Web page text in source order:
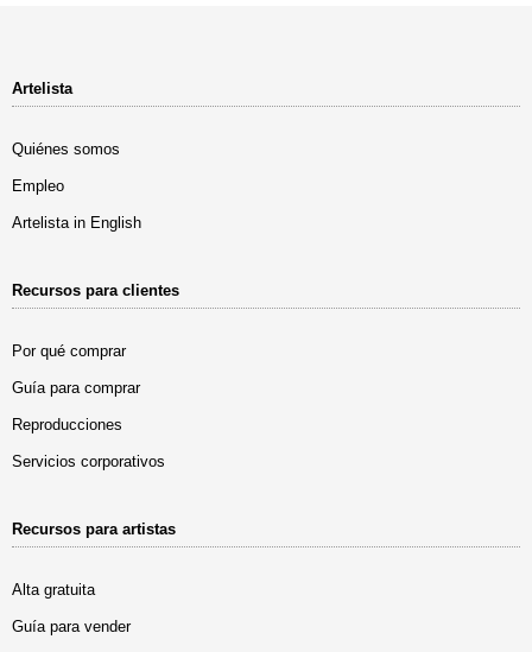
Artelista
Quiénes somos
Empleo
Artelista in English
Recursos para clientes
Por qué comprar
Guía para comprar
Reproducciones
Servicios corporativos
Recursos para artistas
Alta gratuita
Guía para vender